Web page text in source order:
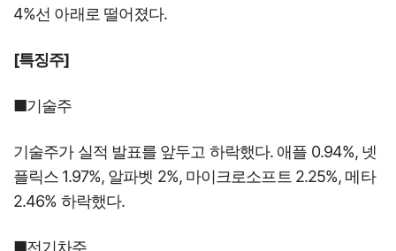
4%선 아래로 떨어졌다.
[특징주]
■기술주
기술주가 실적 발표를 앞두고 하락했다. 애플 0.94%, 넷
플릭스 1.97%, 알파벳 2%, 마이크로소프트 2.25%, 메타
2.46% 하락했다.
■전기차주